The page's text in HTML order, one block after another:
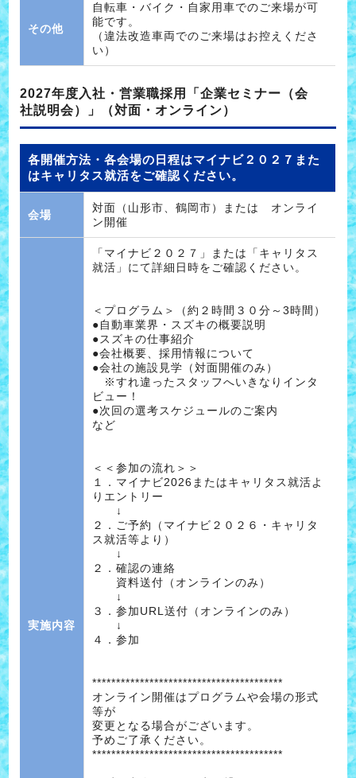
その他
自転車・バイク・自家用車でのご来場が可
能です。
（違法改造車両でのご来場はお控えくださ
い）
2027年度入社・営業職採用「企業セミナー（会
社説明会）」（対面・オンライン）
各開催方法・各会場の日程はマイナビ２０２７また
はキャリタス就活をご確認ください。
会場
対面（山形市、鶴岡市）または オンライ
ン開催
実施内容
「マイナビ２０２７」または「キャリタス
就活」にて詳細日時をご確認ください。
＜プログラム＞（約２時間３０分～3時間）
●自動車業界・スズキの概要説明
●スズキの仕事紹介
●会社概要、採用情報について
●会社の施設見学（対面開催のみ）
※すれ違ったスタッフへいきなりインタ
ビュー！
●次回の選考スケジュールのご案内
など
＜＜参加の流れ＞＞
１．マイナビ2026またはキャリタス就活よ
りエントリー
↓
２．ご予約（マイナビ２０２６・キャリタ
ス就活等より）
↓
２．確認の連絡
資料送付（オンラインのみ）
↓
３．参加URL送付（オンラインのみ）
↓
４．参加
****************************************
オンライン開催はプログラムや会場の形式
等が
変更となる場合がございます。
予めご了承ください。
****************************************